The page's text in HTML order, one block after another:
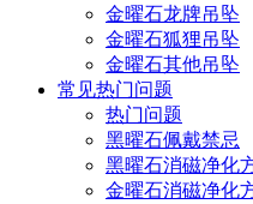
金曜石龙牌吊坠
金曜石狐狸吊坠
金曜石其他吊坠
常见热门问题
热门问题
黑曜石佩戴禁忌
黑曜石消磁净化
金曜石消磁净化